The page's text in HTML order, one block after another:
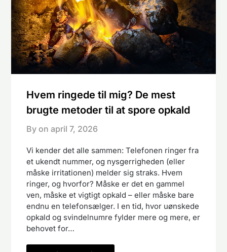
Hvem ringede til mig? De mest
brugte metoder til at spore opkald
By on april 7, 2026
Vi kender det alle sammen: Telefonen ringer fra
et ukendt nummer, og nysgerrigheden (eller
måske irritationen) melder sig straks. Hvem
ringer, og hvorfor? Måske er det en gammel
ven, måske et vigtigt opkald – eller måske bare
endnu en telefonsælger. I en tid, hvor uønskede
opkald og svindelnumre fylder mere og mere, er
behovet for…